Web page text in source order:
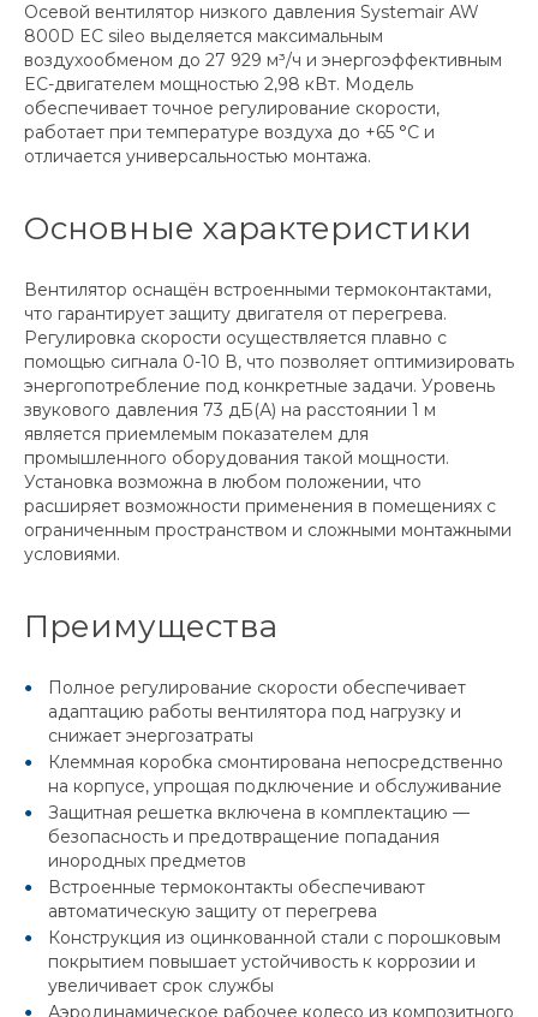
Осевой вентилятор низкого давления Systemair AW
800D EC sileo выделяется максимальным
воздухообменом до 27 929 м³/ч и энергоэффективным
EC-двигателем мощностью 2,98 кВт. Модель
обеспечивает точное регулирование скорости,
работает при температуре воздуха до +65 °C и
отличается универсальностью монтажа.
Основные характеристики
Вентилятор оснащён встроенными термоконтактами,
что гарантирует защиту двигателя от перегрева.
Регулировка скорости осуществляется плавно с
помощью сигнала 0-10 В, что позволяет оптимизировать
энергопотребление под конкретные задачи. Уровень
звукового давления 73 дБ(А) на расстоянии 1 м
является приемлемым показателем для
промышленного оборудования такой мощности.
Установка возможна в любом положении, что
расширяет возможности применения в помещениях с
ограниченным пространством и сложными монтажными
условиями.
Преимущества
Полное регулирование скорости обеспечивает
адаптацию работы вентилятора под нагрузку и
снижает энергозатраты
Клеммная коробка смонтирована непосредственно
на корпусе, упрощая подключение и обслуживание
Защитная решетка включена в комплектацию —
безопасность и предотвращение попадания
инородных предметов
Встроенные термоконтакты обеспечивают
автоматическую защиту от перегрева
Конструкция из оцинкованной стали с порошковым
покрытием повышает устойчивость к коррозии и
увеличивает срок службы
Аэродинамическое рабочее колесо из композитного